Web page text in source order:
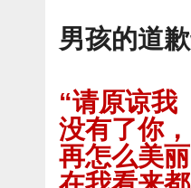
男孩的道
“请原谅我
没有了你，
再怎么美